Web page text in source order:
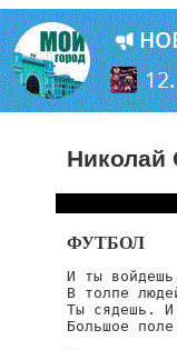
Николай
ФУТБОЛ
И ты
В толпе
Ты сядешь. И
Большое